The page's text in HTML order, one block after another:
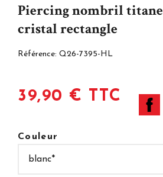
Piercing nombril titane
cristal rectangle
Référence: Q26-7395-HL
39,90 € TTC
Couleur